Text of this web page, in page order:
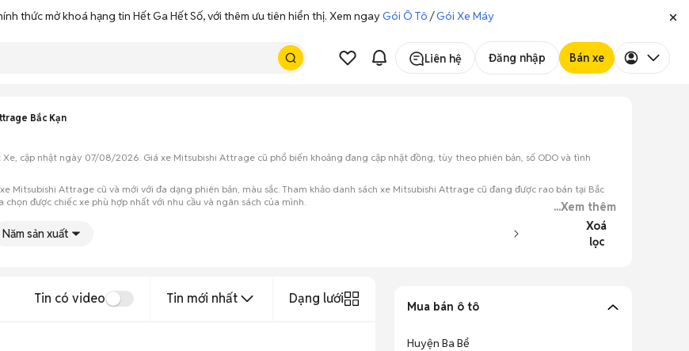
thức mở khoá hạng tin Hết Ga Hết Số, với thêm ưu tiên hiển thị. Xem ngayGói Ô Tô /Gói Xe Máy
Liên hệ Đăng nhập Bán xe
Bắc Kạn
cập nhật ngày 07/08/2026. Giá xe Mitsubishi Attrage cũ phổ biến khoảng đang cập nhật đồng, tùy theo phiên bản, số ODO và tình
Mitsubishi Attrage cũ và mới với đa dạng phiên bản, màu sắc. Tham khảo danh sách xe Mitsubishi Attrage cũ đang được rao bán tại Bắc
được chiếc xe phù hợp nhất với nhu cầu và ngân sách của mình.
...Xem thêm
Năm sản xuất
Xoá
lọc
Tin có video Tin mới nhất Dạng lưới Mua bán ô tô
Huyện Ba Bể